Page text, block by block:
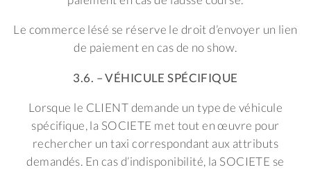
Le commerce lésé se réserve le droit d’envoyer un lien
de paiement en cas de no show.
3.6. – VÉHICULE SPÉCIFIQUE
Lorsque le CLIENT demande un type de véhicule
spécifique, la SOCIETE met tout en œuvre pour
rechercher un taxi correspondant aux attributs
demandés. En cas d’indisponibilité, la SOCIETE se